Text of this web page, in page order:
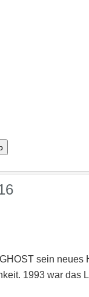
sein neues
1993 war das